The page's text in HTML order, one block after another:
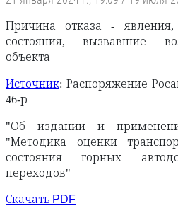
Причина отказа -
состояния, вызвавшие
объекта
Источник: Распоряжение
46-р
"Об издании и
"Методика оценки
состояния горных
переходов"
Скачать PDF